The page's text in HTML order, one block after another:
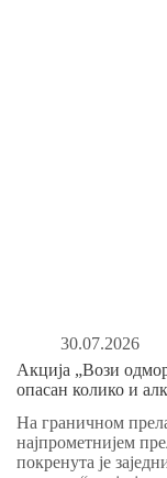
30.07.2026
Акција „Вози
опасан колико и
На граничном
најпрометнијем
покренута је